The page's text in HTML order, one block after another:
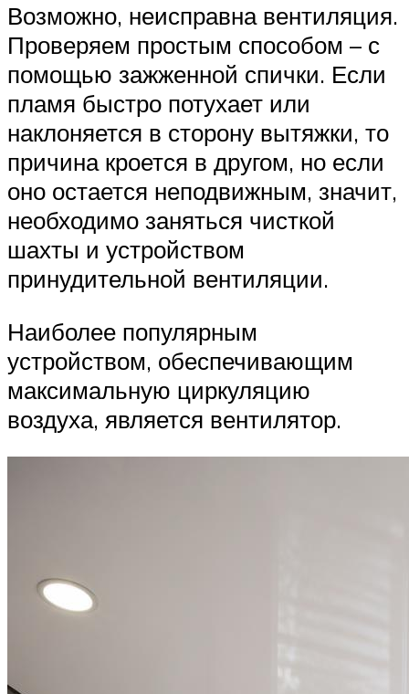
Возможно, неисправна вентиляция.
Проверяем простым способом – с
помощью зажженной спички. Если
пламя быстро потухает или
наклоняется в сторону вытяжки, то
причина кроется в другом, но если
оно остается неподвижным, значит,
необходимо заняться чисткой
шахты и устройством
принудительной вентиляции.
Наиболее популярным
устройством, обеспечивающим
максимальную циркуляцию
воздуха, является вентилятор.